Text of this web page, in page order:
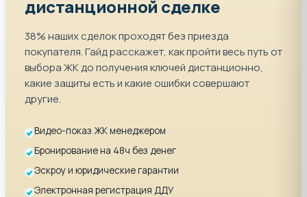
дистанционной сделке
38% наших сделок проходят без приезда
покупателя. Гайд расскажет, как пройти весь путь от
выбора ЖК до получения ключей дистанционно,
какие защиты есть и какие ошибки совершают
другие.
Видео-показ ЖК менеджером
Бронирование на 48ч без денег
Эскроу и юридические гарантии
Электронная регистрация ДДУ